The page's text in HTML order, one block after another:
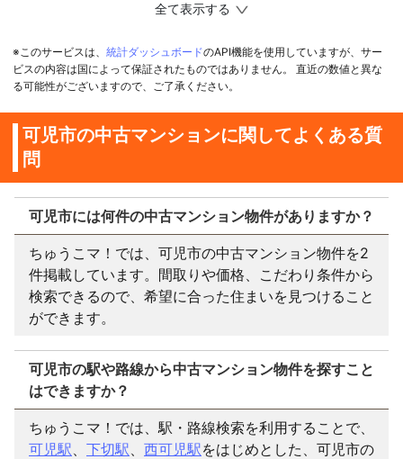
全て表示する
※このサービスは、 統計ダッシュボードのAPI機能を使用していますが、サー
ビスの内容は国によって保証されたものではありません。 直近の数値と異な
る可能性がございますので、ご了承ください。
可児市の中古マンションに関してよくある質
問
可児市には何件の中古マンション物件がありますか？
ちゅうこマ！では、可児市の中古マンション物件を2
件掲載しています。間取りや価格、こだわり条件から
検索できるので、希望に合った住まいを見つけること
ができます。
可児市の駅や路線から中古マンション物件を探すこと
はできますか？
ちゅうこマ！では、駅・路線検索を利用することで、
可児駅
下切駅 西可児駅をはじめとした、可児市の